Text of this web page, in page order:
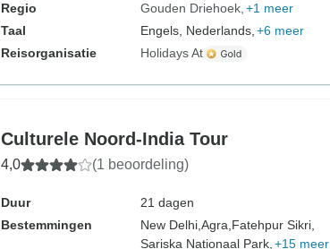
Regio
Gouden Driehoek +1 meer
Taal
Engels, Nederlands, +6 meer
Reisorganisatie
Holidays At
Culturele Noord-India Tour
4,0 (1 beoordeling)
Duur
21 dagen
Bestemmingen
New Delhi, Agra, Fatehpur Sikri,
Sariska Nationaal Park, +15 meer